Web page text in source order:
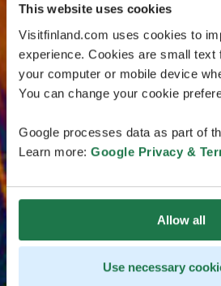
This website uses cookies
Visitfinland.com uses cookies to
experience. Cookies are small text
your computer or mobile device
You can change your cookie
Google processes data as part of
Learn more: Google Privacy &
Allow all
Use necessary